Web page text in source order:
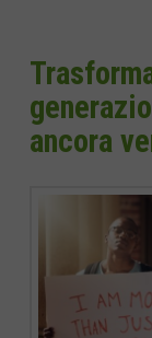
ancora